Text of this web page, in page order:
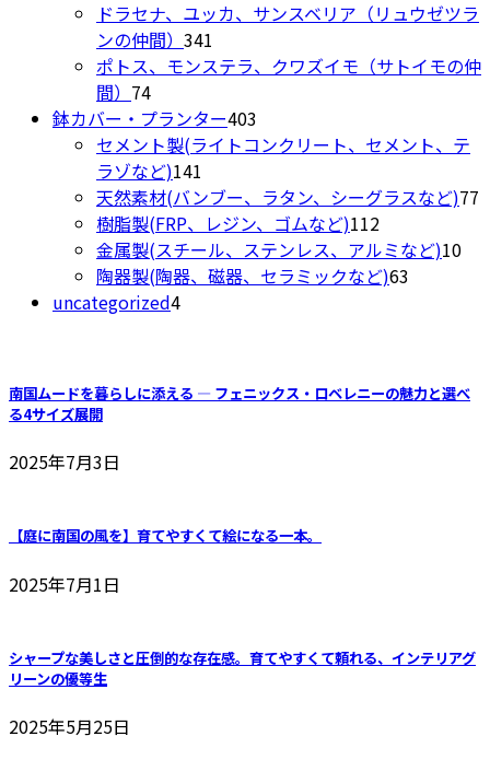
か
選
き
す
ン
商
ペ
ー
か
ら
選
択
商
個
の
商
ドラセナ、ユッカ、サンスベリア（リュウゼツラ
ンの仲間） 341
個
商
品
ポトス、モンステラ、クワズイモ（サトイモの仲
間） 7474
個
の
商
品
鉢カバー・プランター403
個
商
品
セメント製(ライトコンクリート、セメント、テ
ラゾなど)141
個
の
商
品
天然素材(バンブー、ラタン、シーグラスなど)77
樹脂製(FRP、レジン、ゴムなど)112112
個
の
金属製(スチール、ステンレス、アルミなど)1010
陶器製(陶器、磁器、セラミックなど)63
品
uncategorized44
品
南国ムードを暮らしに添える ― フェニックス・ロベレニーの魅力と選べ
る4サイズ展開
2025年7月3日
【庭に南国の風を】育てやすくて絵になる一本。
2025年7月1日
シャープな美しさと圧倒的な存在感。育てやすくて頼れる、インテリアグ
リーンの優等生
2025年5月25日